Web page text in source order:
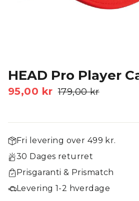
HEAD Pro Player
95,00 kr Vejl.
179,00 kr
Fri levering over 499 kr.
30 Dages returret
Prisgaranti & Prismatch
Levering 1-2 hverdage